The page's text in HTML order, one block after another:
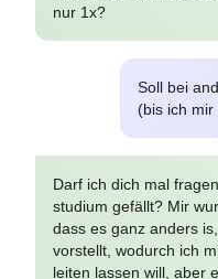
nur 1x?
Soll bei
(bis ich
Darf ich dich mal
studium gefällt? Mir
dass es ganz anders
vorstellt, wodurch ich
leiten lassen will, aber